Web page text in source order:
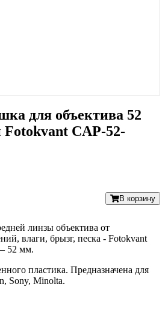
для объектива 52
Fotokvant CAP-52-
В корзину
линзы объектива от
влаги, брызг, песка - Fotokvant
52 мм.
пластика. Предназначена для
Sony, Minolta.